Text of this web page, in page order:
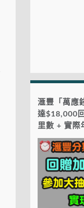
滙豐「萬應
達$18,000
里數 + 實際